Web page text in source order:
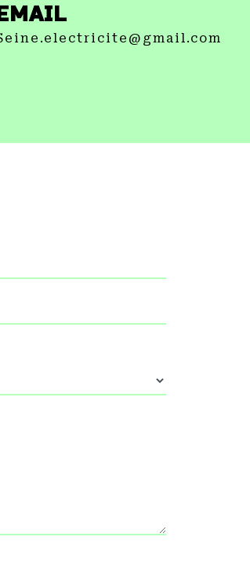
EMAIL
seine.electricite@gmail.com